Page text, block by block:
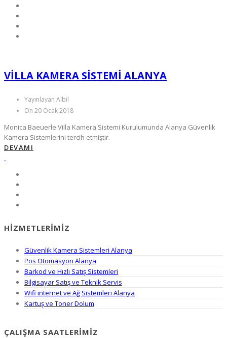
VILLA KAMERA SISTEMI ALANYA
Yayınlayan Albil
On 20 Ocak 2018
Monica Baeuerle Villa Kamera Sistemi Kurulumunda Alanya Güvenlik
Kamera Sistemlerini tercih etmiştir.
DEVAMI
HIZMETLERIMIZ
Güvenlik Kamera Sistemleri Alanya
Pos Otomasyon Alanya
Barkod ve Hızlı Satış Sistemleri
Bilgisayar Satış ve Teknik Servis
Wifi internet ve Ağ Sistemleri Alanya
Kartuş ve Toner Dolum
ÇALIŞMA SAATLERIMIZ